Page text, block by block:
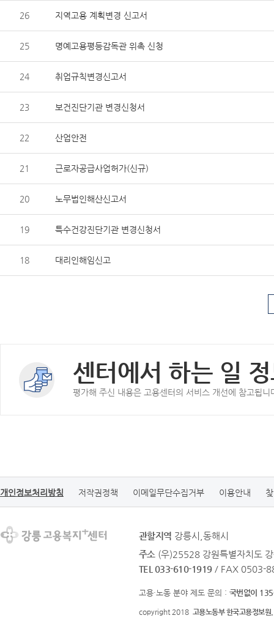
26 지역고용 계획변경 신고서
25 명예고용평등감독관 위촉 신청
24 취업규칙변경신고서
23 보건진단기관 변경신청서
22 산업안전
21 근로자공급사업허가(신규)
20 노무법인해산신고서
19 특수건강진단기관 변경신청서
18 대리인해임신고
센터에서 하는 일
평가해 주신 내용은 고용센터의 서비스 개선에 참고됩니
개인정보처리방침 저작권정책 이메일무단수집거부 이용안내
관할지역 강릉시,동해시
주소 (우)25528 강원특별자치도
TEL 033-610-1919 / FAX 0503-
고용·노동 분야 제도 문의 : 국번없이
copyright 2018 고용노동부 한국고용정보원.